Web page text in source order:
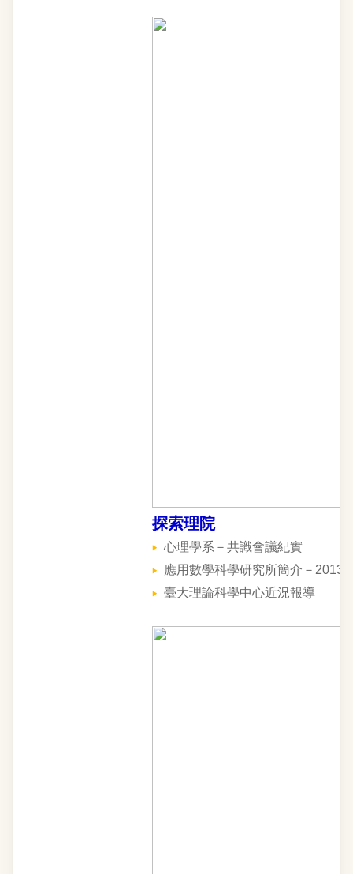
探索理院
心理學系－共識會議紀實
應用數學科學研究所簡介－2013
臺大理論科學中心近況報導